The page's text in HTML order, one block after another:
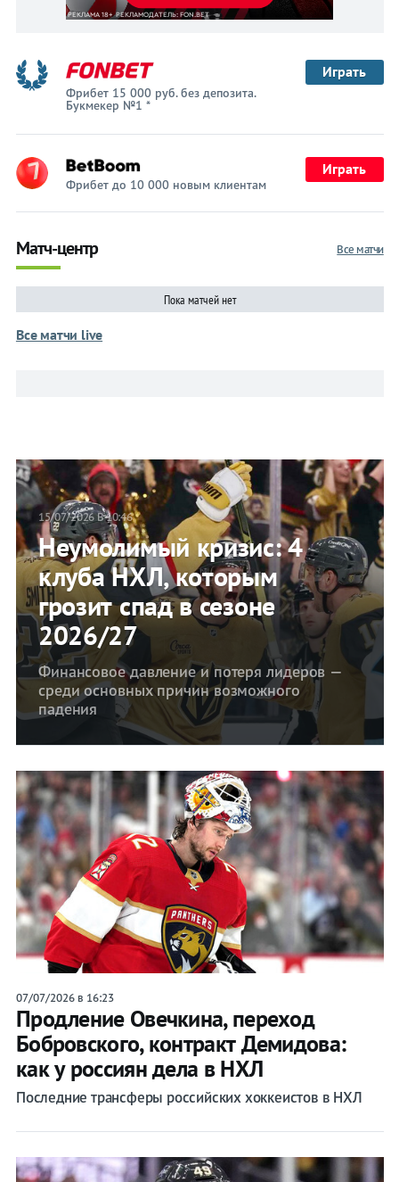
Фрибет 15 000 руб. без депозита.
Букмекер №1 *
Играть
Фрибет до 10 000 новым клиентам
Играть
Все матчи
Матч-центр
Пока матчей нет
Все матчи live
15/07/2026 В 10:46
Неумолимый кризис: 4
клуба НХЛ, которым
грозит спад в сезоне
2026/27
Финансовое давление и потеря лидеров —
среди основных причин возможного
падения
07/07/2026 в 16:23
Продление Овечкина, переход
Бобровского, контракт Демидова:
как у россиян дела в НХЛ
Последние трансферы российских хоккеистов в НХЛ